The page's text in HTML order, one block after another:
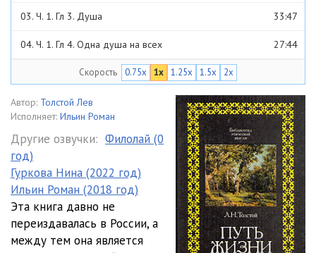
03. Ч. 1. Гл 3. Душа 33:47
04. Ч. 1. Гл 4. Одна душа на всех 27:44
05. Ч. 1. Гл 5. Бог
06. Ч. 1. Гл 6. Любовь 40:29
07. Ч. 1. Гл 7. Грехи, соблазны. Суеверия 28:58
08. Ч. 1. Гл 8. Излишество 27:16
09. Ч. 1. Гл 9. Половая похоть 30:47
10. Ч. 1. Гл 10. Тунеядство 30:53
11. Ч. 1. Гл 11. Корыстолюбие 32:42
Скорость 0.75x 1x 1.25x 1.5x 2x
Автор: Толстой Лев
Исполняет: Ильин Роман
Другие озвучки: Филолай (0
год)
Гуркова Нина (2022 год)
Ильин Роман (2018 год)
Эта книга давно не
переиздавалась в России, а
между тем она является